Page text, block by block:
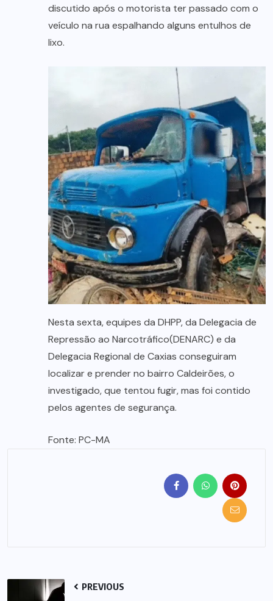
discutido após o motorista ter passado com o
veículo na rua espalhando alguns entulhos de
lixo.
Nesta sexta, equipes da DHPP, da Delegacia de
Repressão ao Narcotráfico(DENARC) e da
Delegacia Regional de Caxias conseguiram
localizar e prender no bairro Caldeirões, o
investigado, que tentou fugir, mas foi contido
pelos agentes de segurança.
Fonte: PC-MA
PREVIOUS